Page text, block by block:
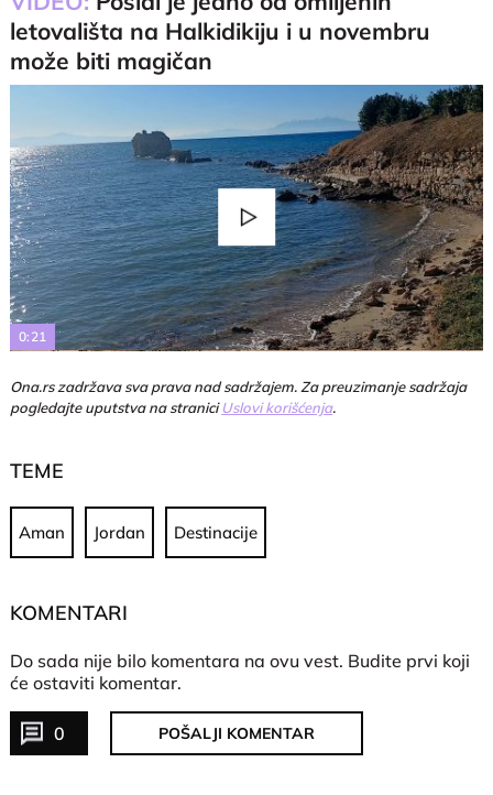
letovališta na Halkidikiju i u novembru
može biti magičan
Play
Video
0:21
Ona.rs zadržava sva prava nad sadržajem. Za preuzimanje sadržaja
pogledajte uputstva na straniciUslovi korišćenja.
TEME
Aman Jordan Destinacije
KOMENTARI
Do sada nije bilo komentara na ovu vest. Budite prvi koji
će ostaviti komentar.
0 POŠALJI KOMENTAR